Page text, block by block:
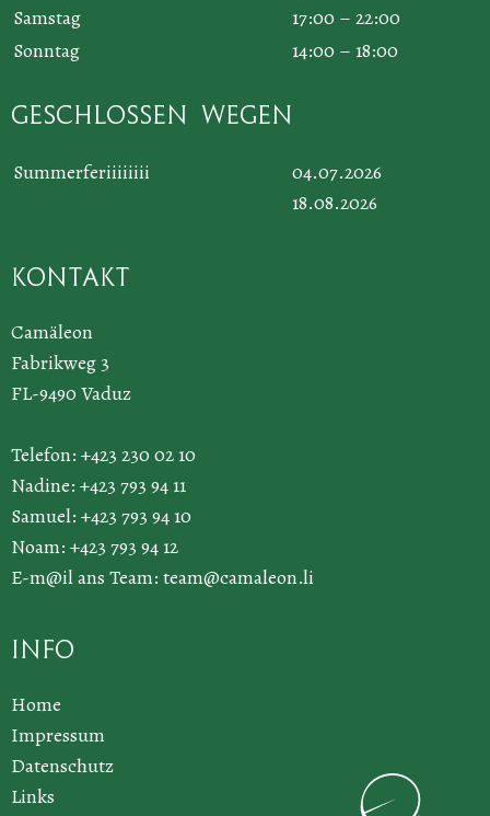
Samstag
17:00 – 22:00
Sonntag
14:00 – 18:00
Geschlossen wegen
Summerferiiiiiiii
04.07.2026
18.08.2026
Kontakt
Camäleon
Fabrikweg 3
FL-9490 Vaduz
Telefon: +423 230 02 10
Nadine: +423 793 94 11
Samuel: +423 793 94 10
Noam: +423 793 94 12
E-m@il ans Team: team@camaleon.li
Info
Home
Impressum
Datenschutz
Links